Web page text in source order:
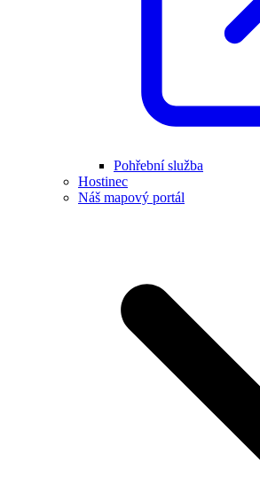
Pohřební služba
Hostinec
Náš mapový portál